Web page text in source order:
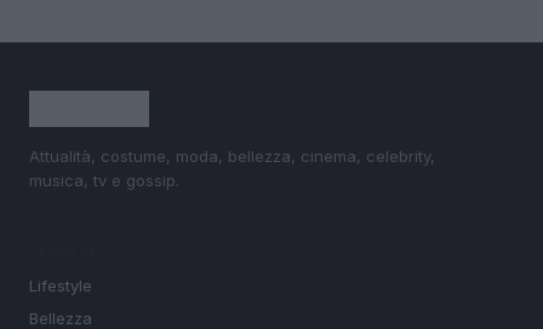
Attualità, costume, moda, bellezza, cinema, celebrity,
musica, tv e gossip.
Lifestyle
Bellezza